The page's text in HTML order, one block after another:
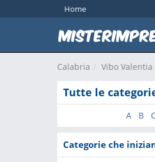
Home
Calabria Vibo Valentia
Tutte le
A B
Categorie che